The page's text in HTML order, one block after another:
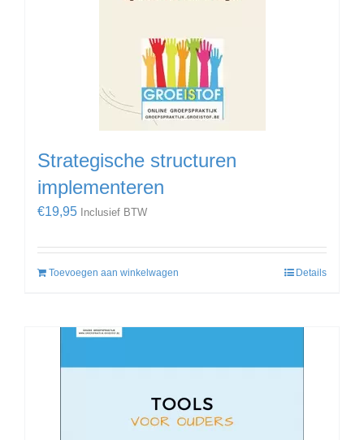
Strategische structuren
implementeren
€19,95 Inclusief BTW
Toevoegen aan winkelwagen Details